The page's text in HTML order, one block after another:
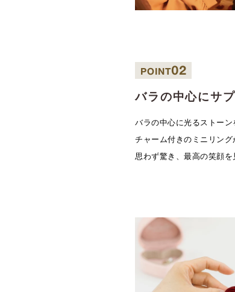
POINT02
バラの中心にサ
バラの中心に光るストー
チャーム付きのミニリン
思わず驚き、最高の笑顔を